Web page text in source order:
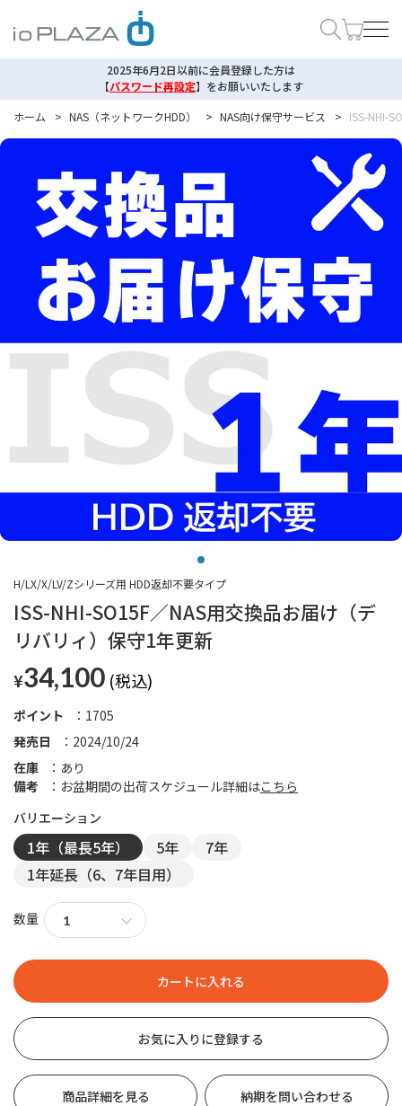
2025年6月2日以前に会員登録した方は
【パスワード再設定】 をお願いいたします
ホーム
> NAS（ネットワークHDD） > NAS向け保守サービス > ISS-NHI-
ISS-NHI-SO15F／NAS用交換品お届け（デ
リバリィ）保守1年更新
H/LX/X/LV/Zシリーズ用 HDD返却不要タイプ
¥34,100
発売日 2024/10/24
ポイント 1705
在庫
あり
備考
お盆期間の出荷スケジュール詳細はこちら
1年（最長5年） 5年
7年
1年延長（6、7年目用）
数量
お気に入りに登録する
商品詳細を見る 納期を問い合わせる